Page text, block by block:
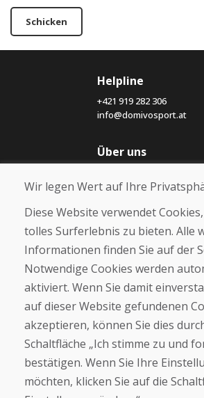
Schicken
Helpline
+421 919 282 306
info@domivosport.at
Über uns
Über uns
Kontakt
Kaufen
E-Shop
Geschäftsbedingungen
Zahlung
Beschwerde
Rückgabe und
Cookies
Wir legen Wert auf Ihre
Diese Website verwendet
tolles Surferlebnis zu bieten. Alle
Informationen finden Sie auf der
Notwendige Cookies werden
aktiviert. Wenn Sie damit
auf dieser Website gefundenen
akzeptieren, können Sie dies
Schaltfläche „Ich stimme zu und
bestätigen. Wenn Sie Ihre
möchten, klicken Sie auf die